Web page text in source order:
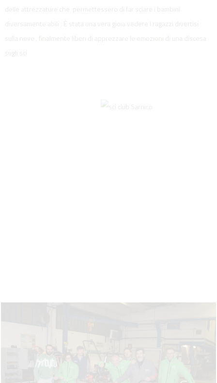
delle attrezzature che permettessero di far sciare i bambini
diversamente abili . È stata una vera gioia vedere i ragazzi divertisi
sulla neve , finalmente liberi di apprezzare le emozioni di una discesa
sugli sci
BESENZONI ATTREZZATURE SCIISTICHE